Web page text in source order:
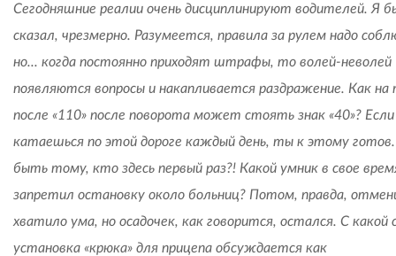
Сегодняшние реалии очень дисциплинируют водителей. Я
сказал, чрезмерно. Разумеется, правила за рулем надо
но... когда постоянно приходят штрафы, то волей-неволей
появляются вопросы и накапливается раздражение. Как на
после «110» после поворота может стоять знак «40»? Если
катаешься по этой дороге каждый день, ты к этому
быть тому, кто здесь первый раз?! Какой умник в свое
запретил остановку около больниц? Потом, правда,
хватило ума, но осадочек, как говорится, остался. С
установка «крюка» для прицепа обсуждается как